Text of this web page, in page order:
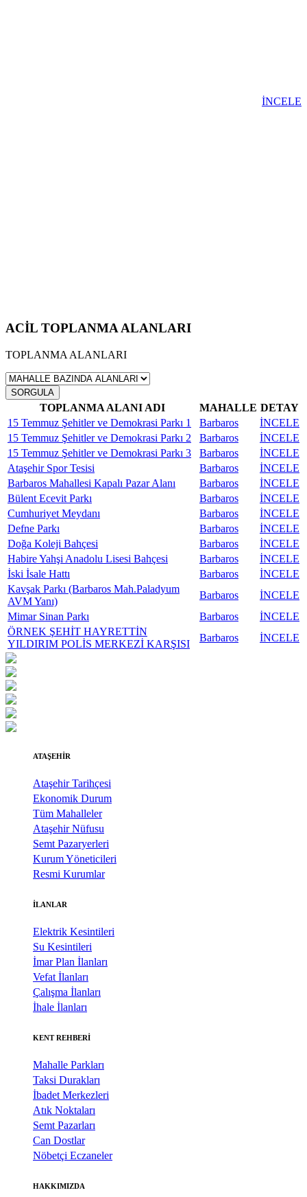
İNCELE
ACİL TOPLANMA ALANLARI
TOPLANMA ALANLARI
SORGULA
TOPLANMA ALANI ADI MAHALLE DETAY
15 Temmuz Şehitler ve Demokrasi Parkı 1
Barbaros
İNCELE
15 Temmuz Şehitler ve Demokrasi Parkı 2
Barbaros
İNCELE
15 Temmuz Şehitler ve Demokrasi Parkı 3
Barbaros
İNCELE
Ataşehir Spor Tesisi
Barbaros
İNCELE
Barbaros Mahallesi Kapalı Pazar Alanı
Barbaros
İNCELE
Bülent Ecevit Parkı
Barbaros
İNCELE
Cumhuriyet Meydanı
Barbaros
İNCELE
Defne Parkı
Barbaros
İNCELE
Doğa Koleji Bahçesi
Barbaros
İNCELE
Habire Yahşi Anadolu Lisesi Bahçesi
Barbaros
İNCELE
İski İsale Hattı
Barbaros
İNCELE
Kavşak Parkı (Barbaros Mah.Paladyum
AVM Yanı)
Barbaros
İNCELE
Mimar Sinan Parkı
Barbaros
İNCELE
ÖRNEK ŞEHİT HAYRETTİN
YILDIRIM POLİS MERKEZİ KARŞISI
Barbaros İNCELE
ATAŞEHİR
Ataşehir Tarihçesi
Ekonomik Durum
Tüm Mahalleler
Ataşehir Nüfusu
Semt Pazaryerleri
Kurum Yöneticileri
Resmi Kurumlar
İLANLAR
Elektrik Kesintileri
Su Kesintileri
İmar Plan İlanları
Vefat İlanları
Çalışma İlanları
İhale İlanları
KENT REHBERİ
Mahalle Parkları
Taksi Durakları
İbadet Merkezleri
Atık Noktaları
Semt Pazarları
Can Dostlar
Nöbetçi Eczaneler
HAKKIMIZDA